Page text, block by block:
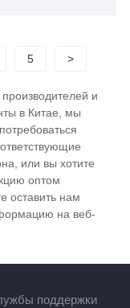
как
алюминий,
на конечный
последним
области.
5 >
и
в Китае, мы
или вы хотите
оптом
оставить нам
на веб-
поддержки